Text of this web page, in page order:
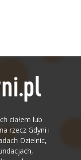
ciałem lub
rzecz Gdyni i
Dzielnic,